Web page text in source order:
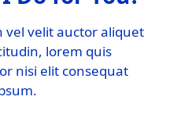
vel velit auctor aliquet
lorem quis
nisi elit consequat